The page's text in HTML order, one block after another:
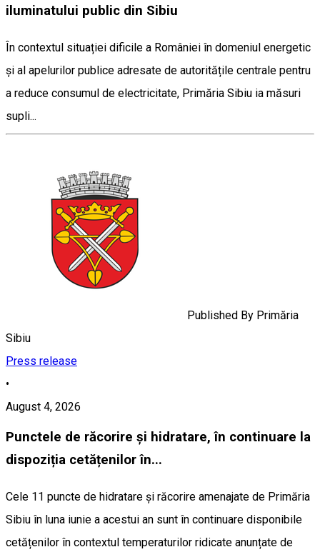
iluminatului public din Sibiu
În contextul situației dificile a României în domeniul energetic
și al apelurilor publice adresate de autoritățile centrale pentru
a reduce consumul de electricitate, Primăria Sibiu ia măsuri
supli...
Published By Primăria
Sibiu
Press release
•
August 4, 2026
Punctele de răcorire și hidratare, în continuare la
dispoziția cetățenilor în...
Cele 11 puncte de hidratare și răcorire amenajate de Primăria
Sibiu în luna iunie a acestui an sunt în continuare disponibile
cetățenilor în contextul temperaturilor ridicate anunțate de